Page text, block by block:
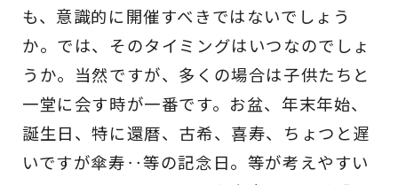
も、意識的に開催すべきではないでしょう
か。では、そのタイミングはいつなのでしょ
うか。当然ですが、多くの場合は子供たちと
一堂に会す時が一番です。お盆、年末年始、
誕生日、特に還暦、古希、喜寿、ちょつと遅
いですが傘寿‥等の記念日。等が考えやすい